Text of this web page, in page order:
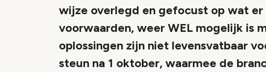
wijze overlegd en gefocust op wat er
voorwaarden, weer WEL mogelijk is
oplossingen zijn niet levensvatbaar
steun na 1 oktober, waarmee de